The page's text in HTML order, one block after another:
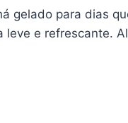
gelado para dias
e refrescante.